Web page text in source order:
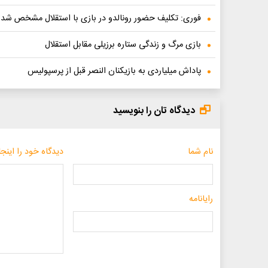
فوری: تکلیف حضور رونالدو در بازی با استقلال مشخص شد
بازی مرگ و زندگی ستاره برزیلی مقابل استقلال
پاداش میلیاردی به بازیکنان النصر قبل از پرسپولیس
دیدگاه تان را بنویسید
نام شما
رایانامه
دیدگاه خود را